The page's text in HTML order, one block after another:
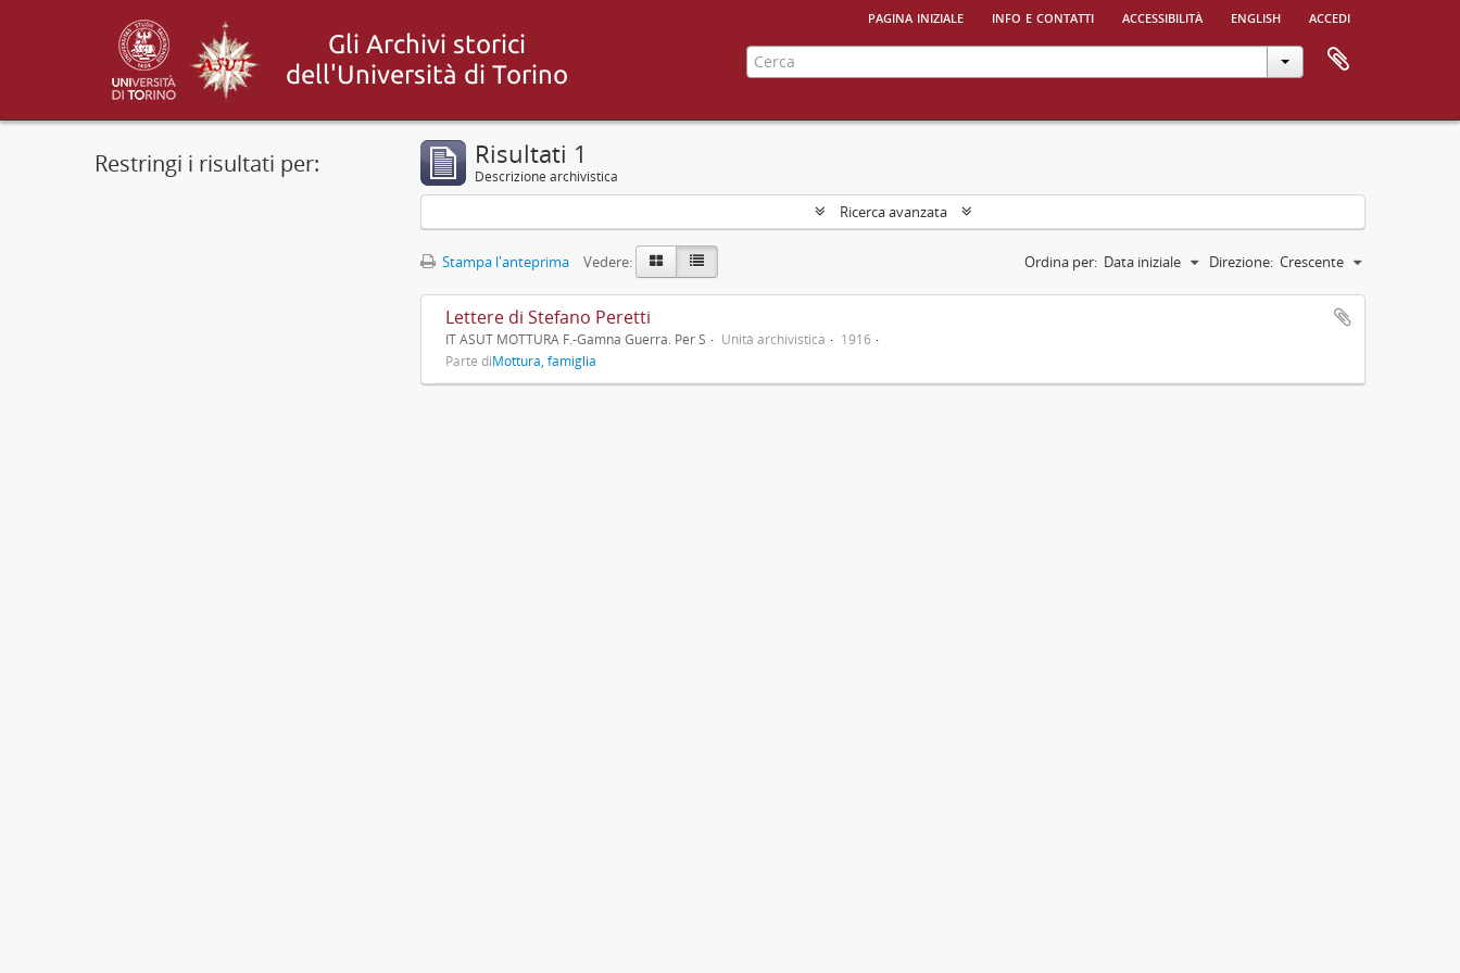
pagina iniziale info e contatti accessibilità english accedi
Restringi i risultati per: Risultati 1
Descrizione archivistica
Ricerca avanzata
Stampa l'anteprima Vedere: Ordina per: Data iniziale Direzione: Crescente
Lettere di Stefano Peretti
IT ASUT MOTTURA F.-Gamna Guerra. Per S Unità archivistica
1916
Parte diMottura, famiglia